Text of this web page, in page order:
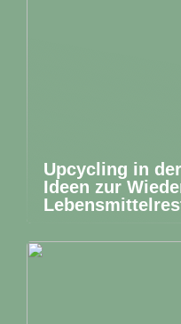
Upcycling in
Ideen zur